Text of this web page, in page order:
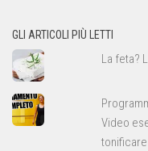
GLI ARTICOLI PIÙ LETTI
La feta?
Video